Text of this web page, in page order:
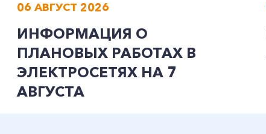
06 АВГУСТ 2026
ИНФОРМАЦИЯ О
ПЛАНОВЫХ РАБОТАХ В
ЭЛЕКТРОСЕТЯХ НА 7
АВГУСТА